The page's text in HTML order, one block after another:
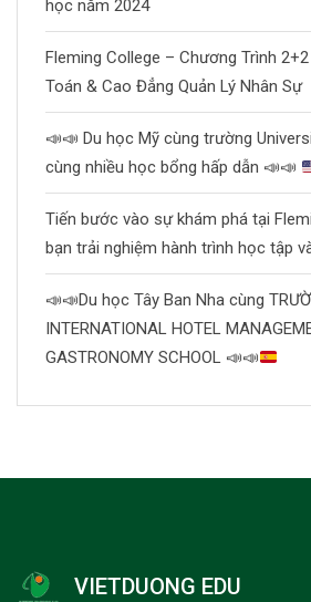
học năm 2024
Fleming College – Chương Trình
Toán & Cao Đẳng Quản Lý Nhân Sự
📣📣 Du học Mỹ cùng trường
cùng nhiều học bổng hấp dẫn 📣📣
Tiến bước vào sự khám phá tại
bạn trải nghiệm hành trình học tập
📣📣Du học Tây Ban Nha cùng
INTERNATIONAL HOTEL
GASTRONOMY SCHOOL 📣📣
VIETDUONG EDU